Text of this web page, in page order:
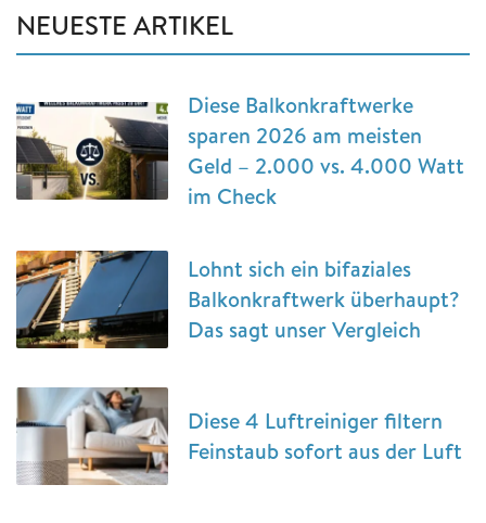
NEUESTE ARTIKEL
Diese Balkonkraftwerke
sparen 2026 am meisten
Geld – 2.000 vs. 4.000 Watt
im Check
Lohnt sich ein bifaziales
Balkonkraftwerk überhaupt?
Das sagt unser Vergleich
Diese 4 Luftreiniger filtern
Feinstaub sofort aus der Luft